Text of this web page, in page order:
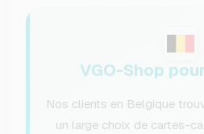
VGO-Shop
Nos clients en Belgique
un large choix de cartes-